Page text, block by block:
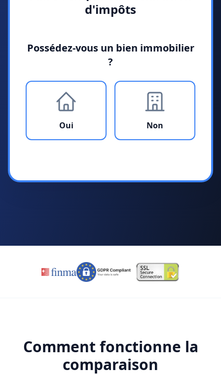
d'impôts
Possédez-vous un bien immobilier
?
Oui Non
Comment fonctionne la
comparaison